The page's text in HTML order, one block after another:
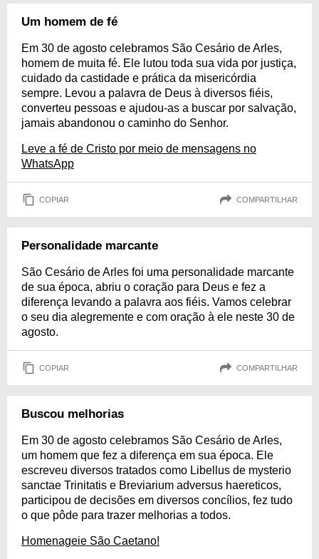
Um homem de fé
Em 30 de agosto celebramos São Cesário de Arles,
homem de muita fé. Ele lutou toda sua vida por justiça,
cuidado da castidade e prática da misericórdia
sempre. Levou a palavra de Deus à diversos fiéis,
converteu pessoas e ajudou-as a buscar por salvação,
jamais abandonou o caminho do Senhor.
Leve a fé de Cristo por meio de mensagens no
WhatsApp
COPIAR COMPARTILHAR
Personalidade marcante
São Cesário de Arles foi uma personalidade marcante
de sua época, abriu o coração para Deus e fez a
diferença levando a palavra aos fiéis. Vamos celebrar
o seu dia alegremente e com oração à ele neste 30 de
agosto.
COPIAR COMPARTILHAR
Buscou melhorias
Em 30 de agosto celebramos São Cesário de Arles,
um homem que fez a diferença em sua época. Ele
escreveu diversos tratados como Libellus de mysterio
sanctae Trinitatis e Breviarium adversus haereticos,
participou de decisões em diversos concílios, fez tudo
o que pôde para trazer melhorias a todos.
Homenageie São Caetano!